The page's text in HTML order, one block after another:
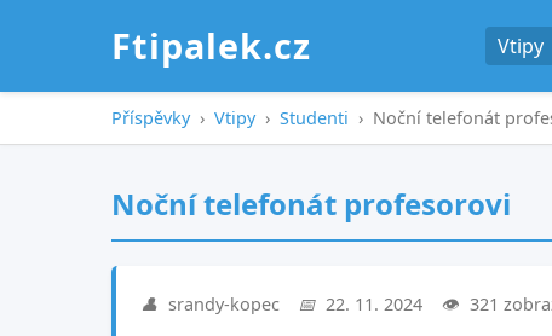
Ftipalek.cz Vtipy
Příspěvky › Vtipy › Studenti › Noční telefonát
Noční telefonát profesorovi
👤 srandy-kopec 📅 22. 11. 2024 👁️ 321